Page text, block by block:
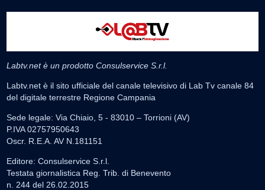
Labtv.net è un prodotto Consulservice S.r.l.
Labtv.net è il sito ufficiale del canale televisivo di Lab Tv canale 84
del digitale terrestre Regione Campania
Sede legale: Via Chiaio, 5 - 83010 – Torrioni (AV)
P.IVA 02757950643
Oscr. R.E.A. AV N.181151
Editore: Consulservice S.r.l.
Testata giornalistica Reg. Trib. di Benevento
n. 244 del 26.02.2015